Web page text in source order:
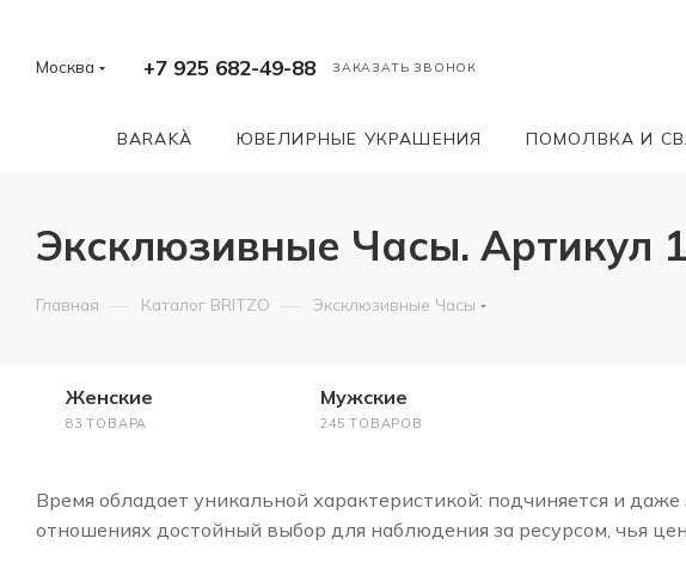
Москва +7 925 682-49-88 ЗАКАЗАТЬ ЗВОНОК
BARAKÀ ЮВЕЛИРНЫЕ УКРАШЕНИЯ ПОМОЛВКА И
Эксклюзивные Часы. Артикул
Главная — Каталог BRITZO — Эксклюзивные Часы
Женские
83 ТОВАРА
Мужские
245 ТОВАРОВ
Время обладает уникальной характеристикой: подчиняется и
отношениях достойный выбор для наблюдения за ресурсом, чья